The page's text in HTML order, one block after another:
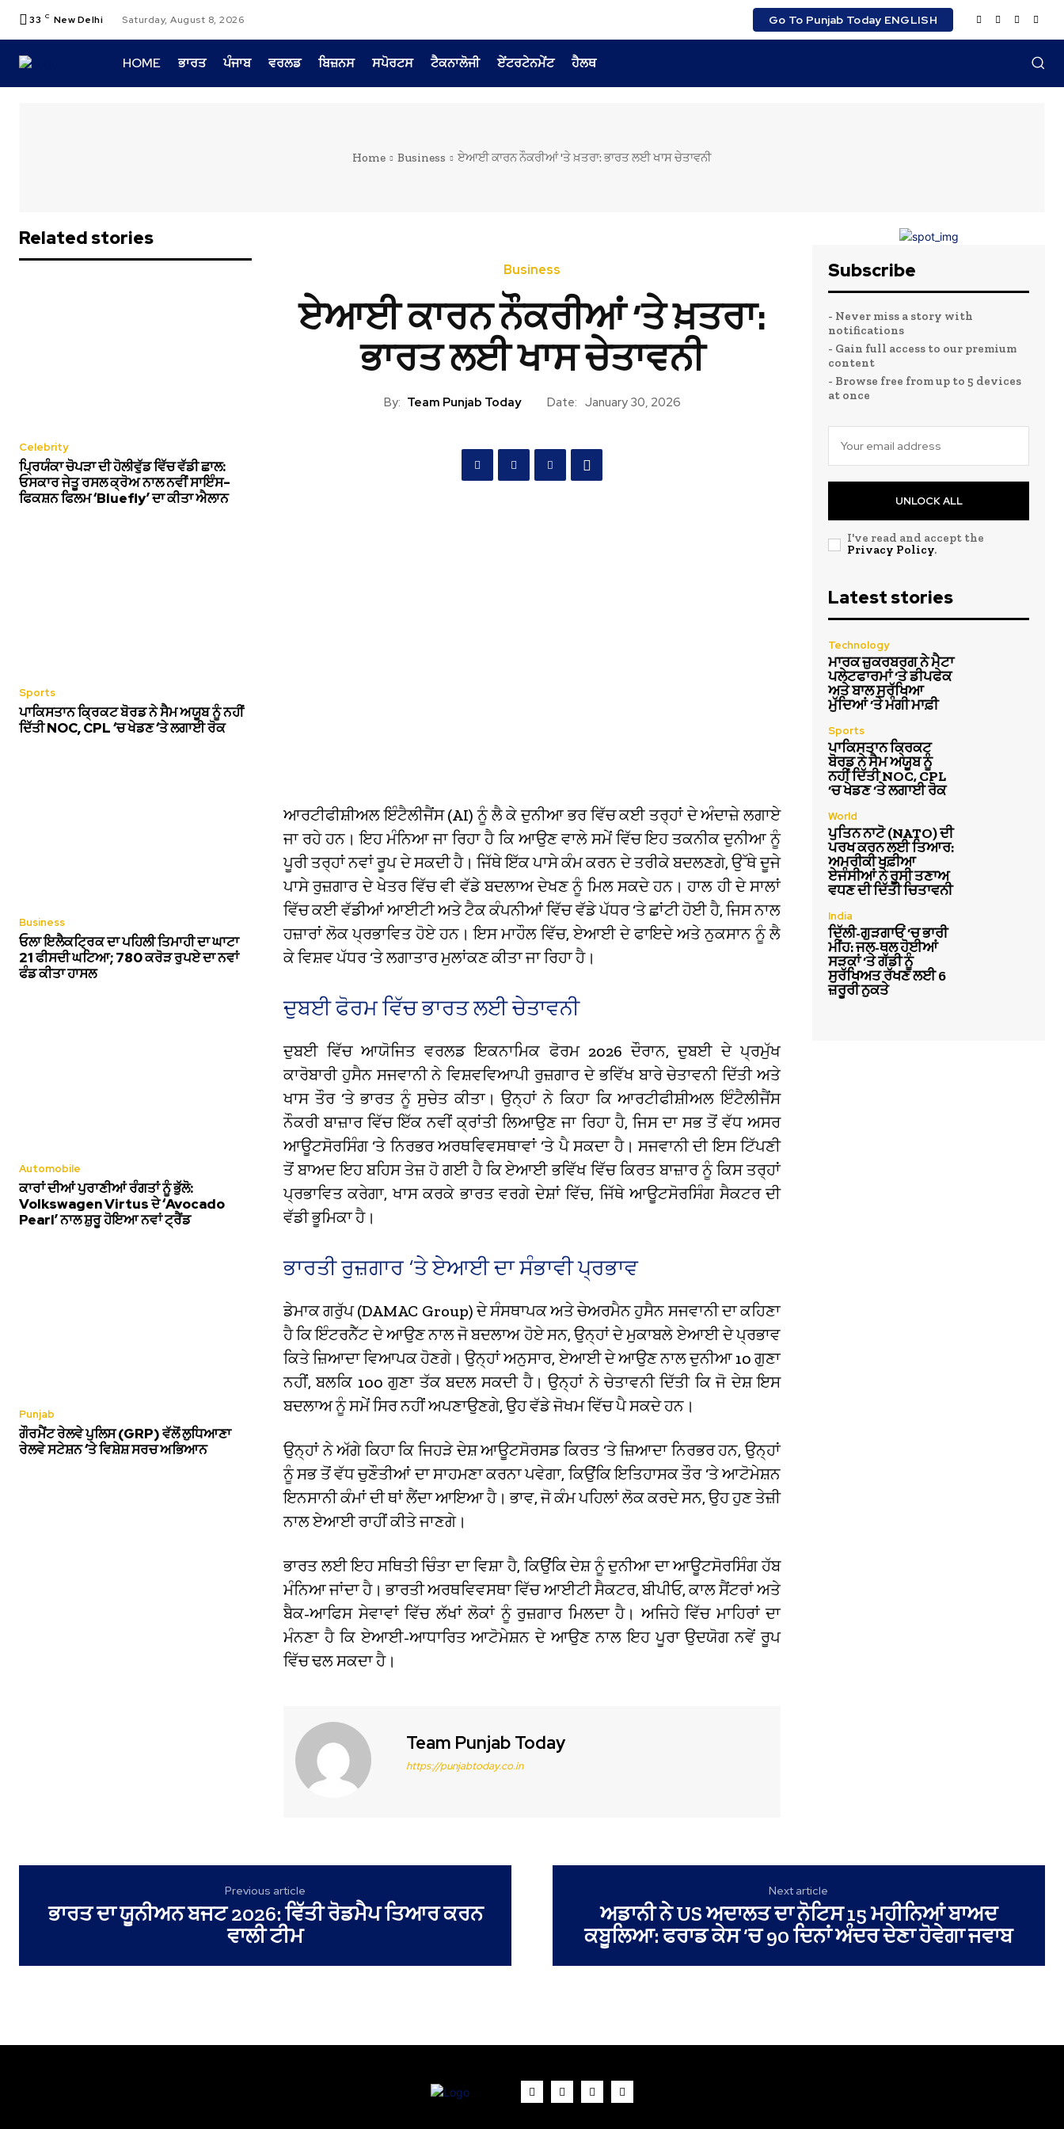
33 C New Delhi Saturday, August 8, 2026 Go To Punjab Today ENGLISH
HOME ਭਾਰਤ ਪੰਜਾਬ ਵਰਲਡ ਬਿਜ਼ਨਸ ਸਪੋਰਟਸ ਟੈਕਨਾਲੋਜੀ ਏਂਟਰਟੇਨਮੇਂਟ ਹੈਲਥ
Home Business ਏਆਈ ਕਾਰਨ ਨੌਕਰੀਆਂ 'ਤੇ ਖ਼ਤਰਾ: ਭਾਰਤ ਲਈ ਖਾਸ ਚੇਤਾਵਨੀ
Related stories
Celebrity
ਪ੍ਰਿਯੰਕਾ ਚੋਪੜਾ ਦੀ ਹੋਲੀਵੁੱਡ ਵਿੱਚ ਵੱਡੀ ਛਾਲ:
ਓਸਕਾਰ ਜੇਤੂ ਰਸਲ ਕ੍ਰੋਅ ਨਾਲ ਨਵੀਂ ਸਾਇੰਸ-
ਫਿਕਸ਼ਨ ਫਿਲਮ ‘Bluefly’ ਦਾ ਕੀਤਾ ਐਲਾਨ
Sports
ਪਾਕਿਸਤਾਨ ਕ੍ਰਿਕਟ ਬੋਰਡ ਨੇ ਸੈਮ ਅਯੂਬ ਨੂੰ ਨਹੀਂ
ਦਿੱਤੀ NOC, CPL ‘ਚ ਖੇਡਣ ‘ਤੇ ਲਗਾਈ ਰੋਕ
Business
ਓਲਾ ਇਲੈਕਟ੍ਰਿਕ ਦਾ ਪਹਿਲੀ ਤਿਮਾਹੀ ਦਾ ਘਾਟਾ
21 ਫੀਸਦੀ ਘਟਿਆ; 780 ਕਰੋੜ ਰੁਪਏ ਦਾ ਨਵਾਂ
ਫੰਡ ਕੀਤਾ ਹਾਸਲ
Automobile
ਕਾਰਾਂ ਦੀਆਂ ਪੁਰਾਣੀਆਂ ਰੰਗਤਾਂ ਨੂੰ ਭੁੱਲੋ:
Volkswagen Virtus ਦੇ ‘Avocado
Pearl’ ਨਾਲ ਸ਼ੁਰੂ ਹੋਇਆ ਨਵਾਂ ਟ੍ਰੈਂਡ
Punjab
ਗੌਰਮੈਂਟ ਰੇਲਵੇ ਪੁਲਿਸ (GRP) ਵੱਲੋਂ ਲੁਧਿਆਣਾ
ਰੇਲਵੇ ਸਟੇਸ਼ਨ ‘ਤੇ ਵਿਸ਼ੇਸ਼ ਸਰਚ ਅਭਿਆਨ
Business
ਏਆਈ ਕਾਰਨ ਨੌਕਰੀਆਂ ‘ਤੇ ਖ਼ਤਰਾ:
ਭਾਰਤ ਲਈ ਖਾਸ ਚੇਤਾਵਨੀ
By: Team Punjab Today Date: January 30, 2026
ਆਰਟੀਫੀਸ਼ੀਅਲ ਇੰਟੈਲੀਜੈਂਸ (AI) ਨੂੰ ਲੈ ਕੇ ਦੁਨੀਆ ਭਰ ਵਿੱਚ ਕਈ ਤਰ੍ਹਾਂ ਦੇ ਅੰਦਾਜ਼ੇ ਲਗਾਏ
ਜਾ ਰਹੇ ਹਨ। ਇਹ ਮੰਨਿਆ ਜਾ ਰਿਹਾ ਹੈ ਕਿ ਆਉਣ ਵਾਲੇ ਸਮੇਂ ਵਿੱਚ ਇਹ ਤਕਨੀਕ ਦੁਨੀਆ ਨੂੰ
ਪੂਰੀ ਤਰ੍ਹਾਂ ਨਵਾਂ ਰੂਪ ਦੇ ਸਕਦੀ ਹੈ। ਜਿੱਥੇ ਇੱਕ ਪਾਸੇ ਕੰਮ ਕਰਨ ਦੇ ਤਰੀਕੇ ਬਦਲਣਗੇ, ਉੱਥੇ ਦੂਜੇ
ਪਾਸੇ ਰੁਜ਼ਗਾਰ ਦੇ ਖੇਤਰ ਵਿੱਚ ਵੀ ਵੱਡੇ ਬਦਲਾਅ ਦੇਖਣ ਨੂੰ ਮਿਲ ਸਕਦੇ ਹਨ। ਹਾਲ ਹੀ ਦੇ ਸਾਲਾਂ
ਵਿੱਚ ਕਈ ਵੱਡੀਆਂ ਆਈਟੀ ਅਤੇ ਟੈਕ ਕੰਪਨੀਆਂ ਵਿੱਚ ਵੱਡੇ ਪੱਧਰ ‘ਤੇ ਛਾਂਟੀ ਹੋਈ ਹੈ, ਜਿਸ ਨਾਲ
ਹਜ਼ਾਰਾਂ ਲੋਕ ਪ੍ਰਭਾਵਿਤ ਹੋਏ ਹਨ। ਇਸ ਮਾਹੌਲ ਵਿੱਚ, ਏਆਈ ਦੇ ਫਾਇਦੇ ਅਤੇ ਨੁਕਸਾਨ ਨੂੰ ਲੈ
ਕੇ ਵਿਸ਼ਵ ਪੱਧਰ ‘ਤੇ ਲਗਾਤਾਰ ਮੁਲਾਂਕਣ ਕੀਤਾ ਜਾ ਰਿਹਾ ਹੈ।
ਦੁਬਈ ਫੋਰਮ ਵਿੱਚ ਭਾਰਤ ਲਈ ਚੇਤਾਵਨੀ
ਦੁਬਈ ਵਿੱਚ ਆਯੋਜਿਤ ਵਰਲਡ ਇਕਨਾਮਿਕ ਫੋਰਮ 2026 ਦੌਰਾਨ, ਦੁਬਈ ਦੇ ਪ੍ਰਮੁੱਖ
ਕਾਰੋਬਾਰੀ ਹੁਸੈਨ ਸਜਵਾਨੀ ਨੇ ਵਿਸ਼ਵਵਿਆਪੀ ਰੁਜ਼ਗਾਰ ਦੇ ਭਵਿੱਖ ਬਾਰੇ ਚੇਤਾਵਨੀ ਦਿੱਤੀ ਅਤੇ
ਖਾਸ ਤੌਰ ‘ਤੇ ਭਾਰਤ ਨੂੰ ਸੁਚੇਤ ਕੀਤਾ। ਉਨ੍ਹਾਂ ਨੇ ਕਿਹਾ ਕਿ ਆਰਟੀਫੀਸ਼ੀਅਲ ਇੰਟੈਲੀਜੈਂਸ
ਨੌਕਰੀ ਬਾਜ਼ਾਰ ਵਿੱਚ ਇੱਕ ਨਵੀਂ ਕ੍ਰਾਂਤੀ ਲਿਆਉਣ ਜਾ ਰਿਹਾ ਹੈ, ਜਿਸ ਦਾ ਸਭ ਤੋਂ ਵੱਧ ਅਸਰ
ਆਊਟਸੋਰਸਿੰਗ ‘ਤੇ ਨਿਰਭਰ ਅਰਥਵਿਵਸਥਾਵਾਂ ‘ਤੇ ਪੈ ਸਕਦਾ ਹੈ। ਸਜਵਾਨੀ ਦੀ ਇਸ ਟਿੱਪਣੀ
ਤੋਂ ਬਾਅਦ ਇਹ ਬਹਿਸ ਤੇਜ਼ ਹੋ ਗਈ ਹੈ ਕਿ ਏਆਈ ਭਵਿੱਖ ਵਿੱਚ ਕਿਰਤ ਬਾਜ਼ਾਰ ਨੂੰ ਕਿਸ ਤਰ੍ਹਾਂ
ਪ੍ਰਭਾਵਿਤ ਕਰੇਗਾ, ਖਾਸ ਕਰਕੇ ਭਾਰਤ ਵਰਗੇ ਦੇਸ਼ਾਂ ਵਿੱਚ, ਜਿੱਥੇ ਆਊਟਸੋਰਸਿੰਗ ਸੈਕਟਰ ਦੀ
ਵੱਡੀ ਭੂਮਿਕਾ ਹੈ।
ਭਾਰਤੀ ਰੁਜ਼ਗਾਰ ‘ਤੇ ਏਆਈ ਦਾ ਸੰਭਾਵੀ ਪ੍ਰਭਾਵ
ਡੇਮਾਕ ਗਰੁੱਪ (DAMAC Group) ਦੇ ਸੰਸਥਾਪਕ ਅਤੇ ਚੇਅਰਮੈਨ ਹੁਸੈਨ ਸਜਵਾਨੀ ਦਾ ਕਹਿਣਾ
ਹੈ ਕਿ ਇੰਟਰਨੈੱਟ ਦੇ ਆਉਣ ਨਾਲ ਜੋ ਬਦਲਾਅ ਹੋਏ ਸਨ, ਉਨ੍ਹਾਂ ਦੇ ਮੁਕਾਬਲੇ ਏਆਈ ਦੇ ਪ੍ਰਭਾਵ
ਕਿਤੇ ਜ਼ਿਆਦਾ ਵਿਆਪਕ ਹੋਣਗੇ। ਉਨ੍ਹਾਂ ਅਨੁਸਾਰ, ਏਆਈ ਦੇ ਆਉਣ ਨਾਲ ਦੁਨੀਆ 10 ਗੁਣਾ
ਨਹੀਂ, ਬਲਕਿ 100 ਗੁਣਾ ਤੱਕ ਬਦਲ ਸਕਦੀ ਹੈ। ਉਨ੍ਹਾਂ ਨੇ ਚੇਤਾਵਨੀ ਦਿੱਤੀ ਕਿ ਜੋ ਦੇਸ਼ ਇਸ
ਬਦਲਾਅ ਨੂੰ ਸਮੇਂ ਸਿਰ ਨਹੀਂ ਅਪਣਾਉਣਗੇ, ਉਹ ਵੱਡੇ ਜੋਖਮ ਵਿੱਚ ਪੈ ਸਕਦੇ ਹਨ।
ਉਨ੍ਹਾਂ ਨੇ ਅੱਗੇ ਕਿਹਾ ਕਿ ਜਿਹੜੇ ਦੇਸ਼ ਆਊਟਸੋਰਸਡ ਕਿਰਤ ‘ਤੇ ਜ਼ਿਆਦਾ ਨਿਰਭਰ ਹਨ, ਉਨ੍ਹਾਂ
ਨੂੰ ਸਭ ਤੋਂ ਵੱਧ ਚੁਣੌਤੀਆਂ ਦਾ ਸਾਹਮਣਾ ਕਰਨਾ ਪਵੇਗਾ, ਕਿਉਂਕਿ ਇਤਿਹਾਸਕ ਤੌਰ ‘ਤੇ ਆਟੋਮੇਸ਼ਨ
ਇਨਸਾਨੀ ਕੰਮਾਂ ਦੀ ਥਾਂ ਲੈਂਦਾ ਆਇਆ ਹੈ। ਭਾਵ, ਜੋ ਕੰਮ ਪਹਿਲਾਂ ਲੋਕ ਕਰਦੇ ਸਨ, ਉਹ ਹੁਣ ਤੇਜ਼ੀ
ਨਾਲ ਏਆਈ ਰਾਹੀਂ ਕੀਤੇ ਜਾਣਗੇ।
ਭਾਰਤ ਲਈ ਇਹ ਸਥਿਤੀ ਚਿੰਤਾ ਦਾ ਵਿਸ਼ਾ ਹੈ, ਕਿਉਂਕਿ ਦੇਸ਼ ਨੂੰ ਦੁਨੀਆ ਦਾ ਆਊਟਸੋਰਸਿੰਗ ਹੱਬ
ਮੰਨਿਆ ਜਾਂਦਾ ਹੈ। ਭਾਰਤੀ ਅਰਥਵਿਵਸਥਾ ਵਿੱਚ ਆਈਟੀ ਸੈਕਟਰ, ਬੀਪੀਓ, ਕਾਲ ਸੈਂਟਰਾਂ ਅਤੇ
ਬੈਕ-ਆਫਿਸ ਸੇਵਾਵਾਂ ਵਿੱਚ ਲੱਖਾਂ ਲੋਕਾਂ ਨੂੰ ਰੁਜ਼ਗਾਰ ਮਿਲਦਾ ਹੈ। ਅਜਿਹੇ ਵਿੱਚ ਮਾਹਿਰਾਂ ਦਾ
ਮੰਨਣਾ ਹੈ ਕਿ ਏਆਈ-ਆਧਾਰਿਤ ਆਟੋਮੇਸ਼ਨ ਦੇ ਆਉਣ ਨਾਲ ਇਹ ਪੂਰਾ ਉਦਯੋਗ ਨਵੇਂ ਰੂਪ
ਵਿੱਚ ਢਲ ਸਕਦਾ ਹੈ।
Team Punjab Today
https://punjabtoday.co.in
Subscribe
- Never miss a story with
notifications
- Gain full access to our premium
content
- Browse free from up to 5 devices
at once
UNLOCK ALL
I've read and accept the
Privacy Policy.
Latest stories
Technology
ਮਾਰਕ ਜ਼ੁਕਰਬਰਗ ਨੇ ਮੈਟਾ
ਪਲੇਟਫਾਰਮਾਂ ‘ਤੇ ਡੀਪਫੇਕ
ਅਤੇ ਬਾਲ ਸੁਰੱਖਿਆ
ਮੁੱਦਿਆਂ ‘ਤੇ ਮੰਗੀ ਮਾਫ਼ੀ
Sports
ਪਾਕਿਸਤਾਨ ਕ੍ਰਿਕਟ
ਬੋਰਡ ਨੇ ਸੈਮ ਅਯੂਬ ਨੂੰ
ਨਹੀਂ ਦਿੱਤੀ NOC, CPL
‘ਚ ਖੇਡਣ ‘ਤੇ ਲਗਾਈ ਰੋਕ
World
ਪੁਤਿਨ ਨਾਟੋ (NATO) ਦੀ
ਪਰਖ ਕਰਨ ਲਈ ਤਿਆਰ:
ਅਮਰੀਕੀ ਖੁਫ਼ੀਆ
ਏਜੰਸੀਆਂ ਨੇ ਰੂਸੀ ਤਣਾਅ
ਵਧਣ ਦੀ ਦਿੱਤੀ ਚਿਤਾਵਨੀ
India
ਦਿੱਲੀ-ਗੁੜਗਾਓਂ ‘ਚ ਭਾਰੀ
ਮੀਂਹ: ਜਲ-ਥਲ ਹੋਈਆਂ
ਸੜਕਾਂ ‘ਤੇ ਗੱਡੀ ਨੂੰ
ਸੁਰੱਖਿਅਤ ਰੱਖਣ ਲਈ 6
ਜ਼ਰੂਰੀ ਨੁਕਤੇ
Previous article
ਭਾਰਤ ਦਾ ਯੂਨੀਅਨ ਬਜਟ 2026: ਵਿੱਤੀ ਰੋਡਮੈਪ ਤਿਆਰ ਕਰਨ
ਵਾਲੀ ਟੀਮ
Next article
ਅਡਾਨੀ ਨੇ US ਅਦਾਲਤ ਦਾ ਨੋਟਿਸ 15 ਮਹੀਨਿਆਂ ਬਾਅਦ
ਕਬੂਲਿਆ: ਫਰਾਡ ਕੇਸ ‘ਚ 90 ਦਿਨਾਂ ਅੰਦਰ ਦੇਣਾ ਹੋਵੇਗਾ ਜਵਾਬ